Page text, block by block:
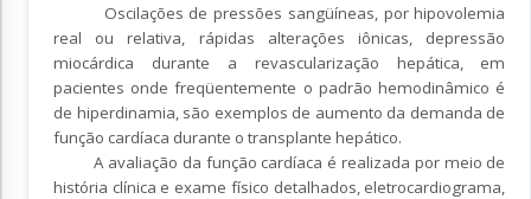
Oscilações de pressões sangüíneas, por hipovolemia
real ou relativa, rápidas alterações iônicas, depressão
miocárdica durante a revascularização hepática, em
pacientes onde freqüentemente o padrão hemodinâmico é
de hiperdinamia, são exemplos de aumento da demanda de
função cardíaca durante o transplante hepático.
A avaliação da função cardíaca é realizada por meio de
história clínica e exame físico detalhados, eletrocardiograma,